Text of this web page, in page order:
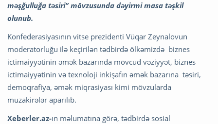
məşğulluğa təsiri” mövzusunda dəyirmi masa təşkil
olunub.
Konfederasiyasının vitse prezidenti Vüqar Zeynalovun
moderatorluğu ilə keçirilən tədbirdə ölkəmizdə biznes
ictimaiyyətinin əmək bazarında mövcud vəziyyət, biznes
ictimaiyyətinin və texnoloji inkişafın əmək bazarına təsiri,
demoqrafiya, əmək miqrasiyası kimi mövzularda
müzakirələr aparılıb.
Xeberler.az-ın məlumatına görə, tədbirdə sosial